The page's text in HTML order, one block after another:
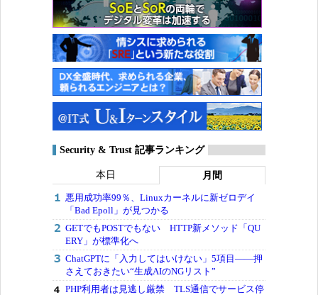
Security & Trust 記事ランキング
本日 月間
悪用成功率99％、Linuxカーネルに新ゼロデイ
「Bad Epoll」が見つかる
GETでもPOSTでもない HTTP新メソッド「QU
ERY」が標準化へ
ChatGPTに「入力してはいけない」5項目――押
さえておきたい“生成AIのNGリスト”
PHP利用者は見逃し厳禁 TLS通信でサービス停